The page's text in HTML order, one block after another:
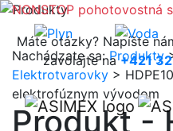
NONSTOP pohotovostná
Máte otázky? Napíšte
zavolajte na+421
Nachádzate sa:Produkty
Elektrotvarovky >
elektrofúznym vývodom
Produkt -